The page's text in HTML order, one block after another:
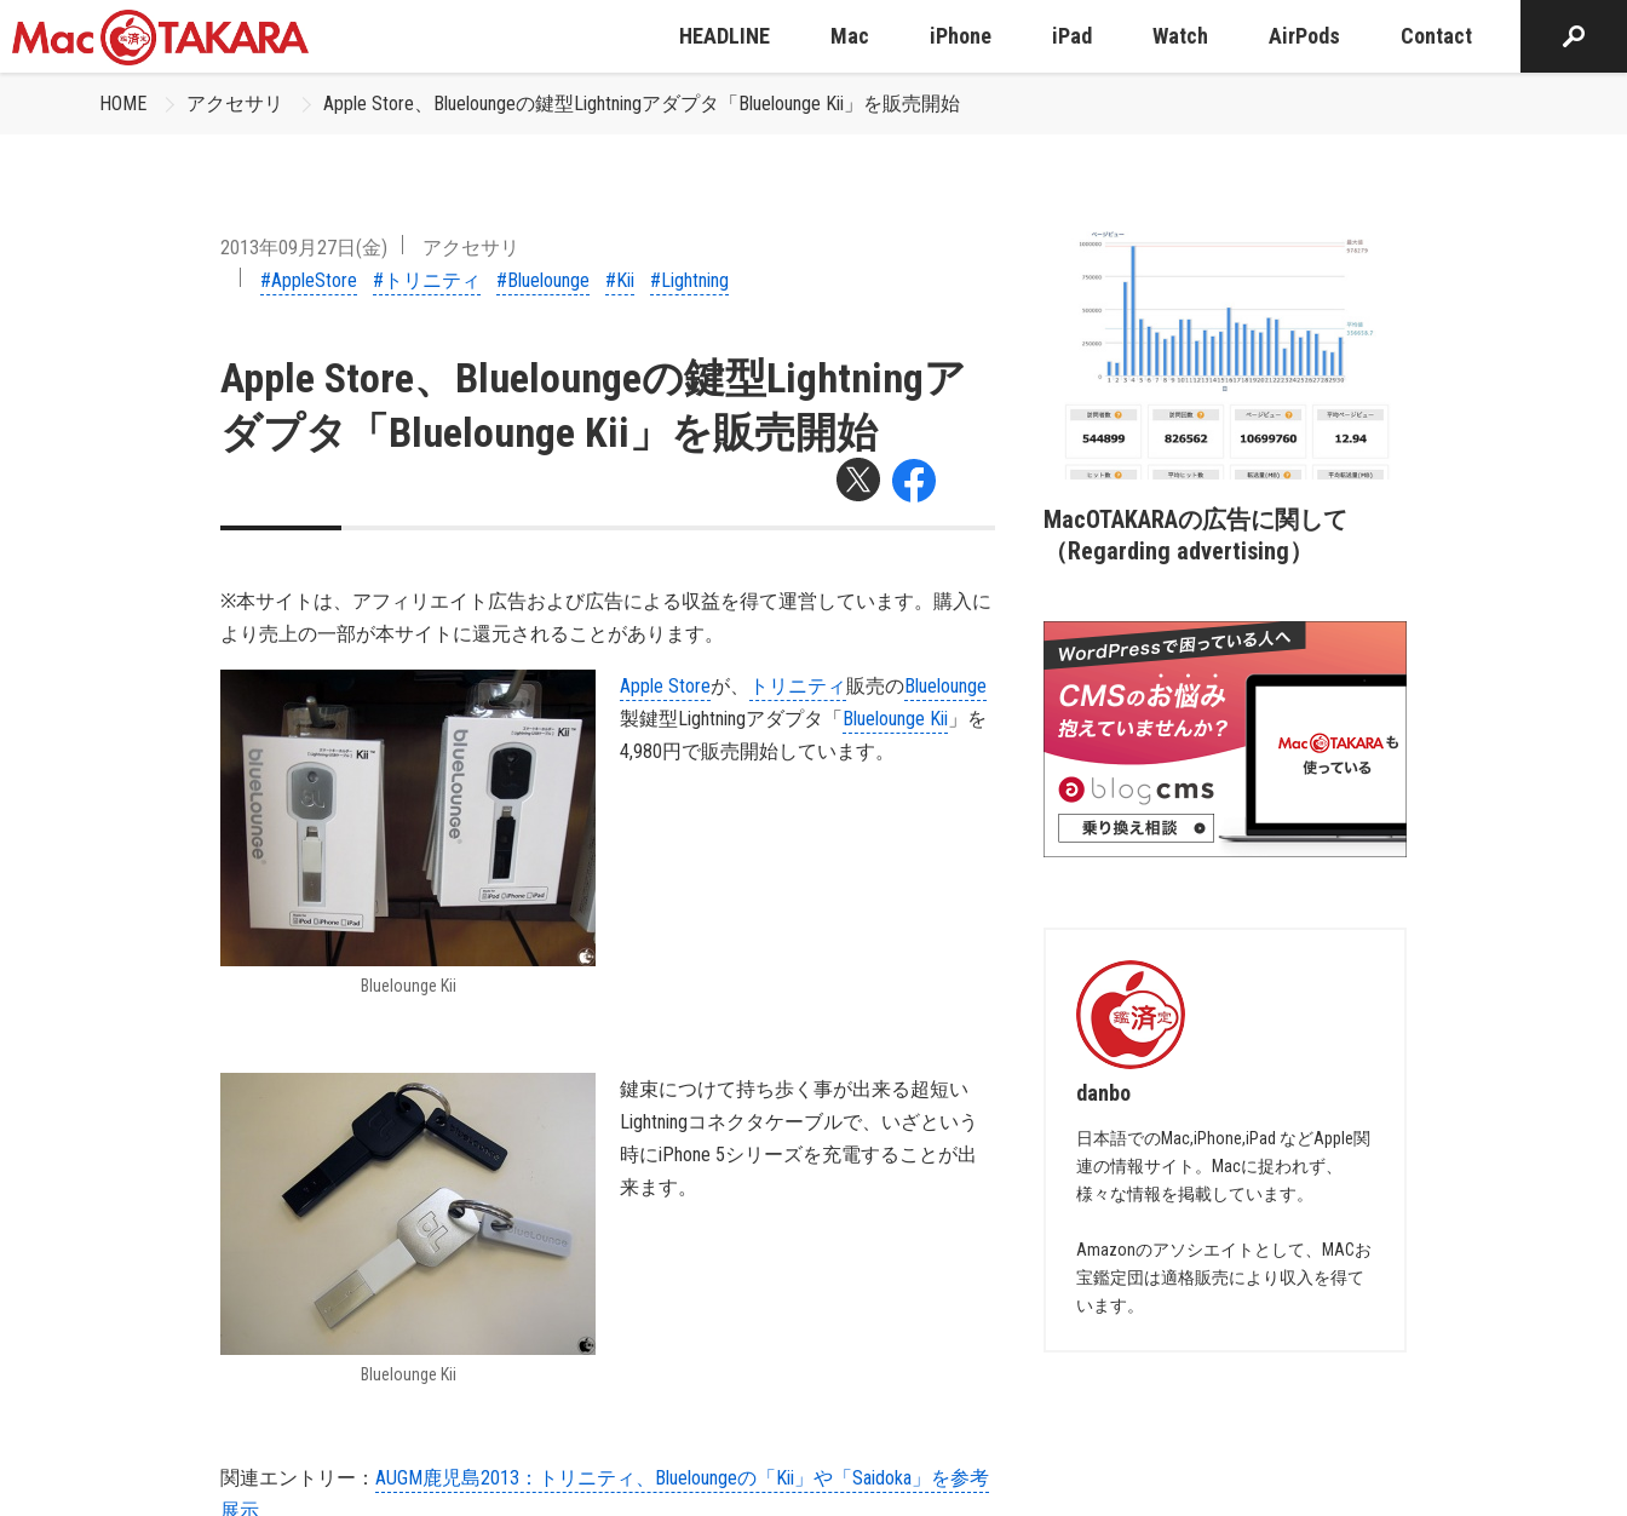
HEADLINE Mac iPhone iPad Watch AirPods Contact
HOME アクセサリ Apple Store、Blueloungeの鍵型Lightningアダプタ「Bluelounge Kii」を販売開始
2013年09月27日(金)
アクセサリ
#AppleStore
#トリニティ #Bluelounge #Kii #Lightning
Apple Store、Blueloungeの鍵型Lightningア
ダプタ「Bluelounge Kii」を販売開始
※本サイトは、アフィリエイト広告および広告による収益を得て運営しています。購入に
より売上の一部が本サイトに還元されることがあります。
Bluelounge Kii
Apple Storeが、 トリニティ 販売のBluelounge
製鍵型Lightningアダプタ「Bluelounge Kii 」を
4,980円で販売開始しています。
Bluelounge Kii
鍵束につけて持ち歩く事が出来る超短い
Lightningコネクタケーブルで、いざという
時にiPhone 5シリーズを充電することが出
来ます。
関連エントリー： AUGM鹿児島2013：トリニティ、Blueloungeの「Kii」や「Saidoka」を参考
展示
MacOTAKARAの広告に関して
（Regarding advertising）
danbo
日本語でのMac,iPhone,iPad などApple関
連の情報サイト。Macに捉われず、
様々な情報を掲載しています。
Amazonのアソシエイトとして、MACお
宝鑑定団は適格販売により収入を得て
います。